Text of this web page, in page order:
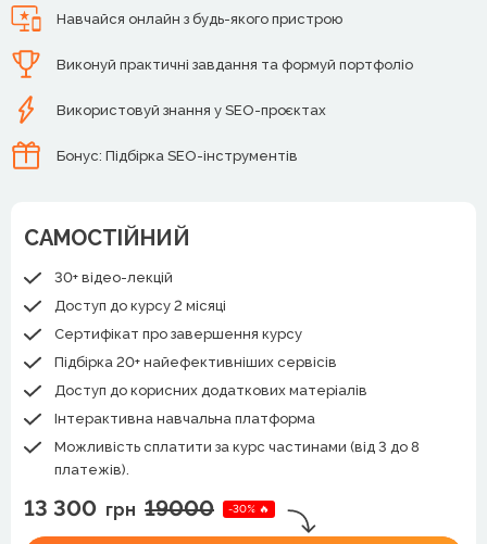
Навчайся онлайн з будь-якого пристрою
Виконуй практичні завдання та формуй портфоліо
Використовуй знання у SEO-проєктах
Бонус: Підбірка SEO-інструментів
САМОСТІЙНИЙ
30+ відео-лекцій
Доступ до курсу 2 місяці
Сертифікат про завершення курсу
Підбірка 20+ найефективніших сервісів
Доступ до корисних додаткових матеріалів
Інтерактивна навчальна платформа
Можливість сплатити за курс частинами (від 3 до 8
платежів).
13 300 грн 19000 -30% 🔥